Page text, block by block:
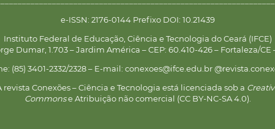
e-ISSN: 2176-0144 Prefixo DOI: 10.21439
Instituto Federal de Educação, Ciência e Tecnologia do Ceará (IFCE)
Dumar, 1.703 – Jardim América – CEP: 60.410-426 – Fortaleza/CE
(85) 3401-2332/2328 – E-mail: conexoes@ifce.edu.br
revista Conexões – Ciência e Tecnologia está licenciada sob a
Commonse Atribuição não comercial (CC BY-NC-SA 4.0).